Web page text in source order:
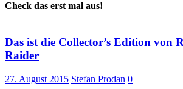
Check das erst mal aus!
Das ist die Collector’s Edition von
Raider
27. August 2015 Stefan Prodan 0